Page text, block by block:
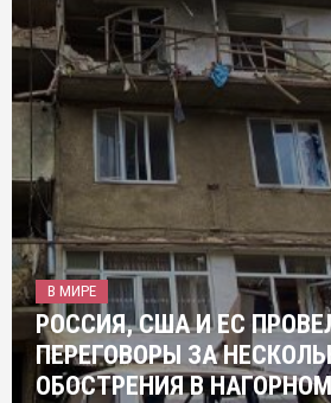
В МИРЕ
РОССИЯ, США И ЕС
ПЕРЕГОВОРЫ ЗА
ОБОСТРЕНИЯ В